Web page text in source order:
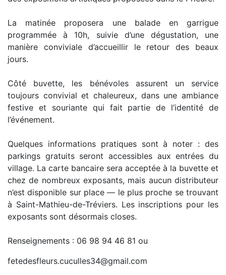
La matinée proposera une balade en garrigue
programmée à 10h, suivie d’une dégustation, une
manière conviviale d’accueillir le retour des beaux
jours.
Côté buvette, les bénévoles assurent un service
toujours convivial et chaleureux, dans une ambiance
festive et souriante qui fait partie de l’identité de
l’événement.
Quelques informations pratiques sont à noter : des
parkings gratuits seront accessibles aux entrées du
village. La carte bancaire sera acceptée à la buvette et
chez de nombreux exposants, mais aucun distributeur
n’est disponible sur place — le plus proche se trouvant
à Saint-Mathieu-de-Tréviers. Les inscriptions pour les
exposants sont désormais closes.
Renseignements : 06 98 94 46 81 ou
fetedesfleurs.cuculles34@gmail.com